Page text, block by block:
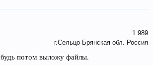
1.989
г.Сельцо Брянская обл. Россия
потом выложу файлы.